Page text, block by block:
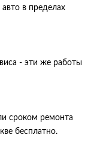
в пределах
- эти же работы
сроком ремонта
бесплатно.